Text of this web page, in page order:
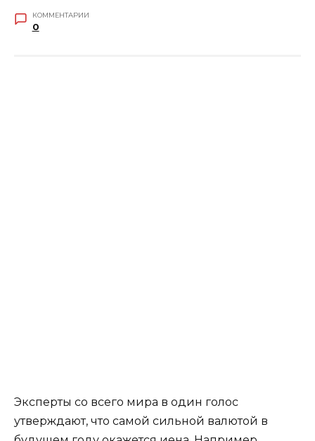
КОММЕНТАРИИ
0
Эксперты со всего мира в один голос
утверждают, что самой сильной валютой в